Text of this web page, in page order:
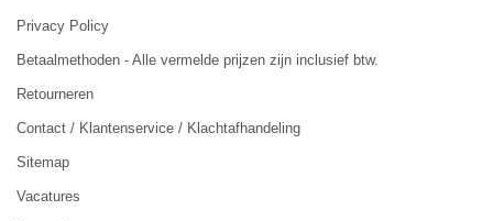
Privacy Policy
Betaalmethoden - Alle vermelde prijzen zijn inclusief btw.
Retourneren
Contact / Klantenservice / Klachtafhandeling
Sitemap
Vacatures